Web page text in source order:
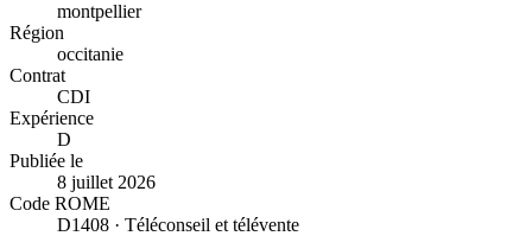
montpellier
Région
occitanie
Contrat
CDI
Expérience
D
Publiée le
8 juillet 2026
Code ROME
D1408 · Téléconseil et télévente